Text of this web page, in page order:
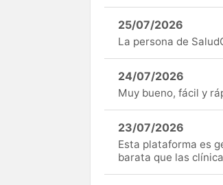
25/07/2026
La persona de
24/07/2026
Muy bueno, fácil y
23/07/2026
Esta plataforma es
barata que las